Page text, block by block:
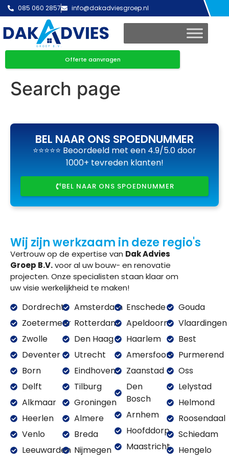
085 060 2857 info@dakadviesgroep.nl
Offerte aanvragen
Search page
BEL NAAR ONS SPOEDNUMMER
⭐⭐⭐⭐⭐ Beoordeeld met een 4.9/5.0 door
1000+ tevreden klanten!
BEL NAAR ONS SPOEDNUMMER
Wij zijn werkzaam in deze regio's
Vertrouw op de expertise van Dak Advies
Groep B.V.voor al uw bouw- en renovatie
projecten. Onze specialisten staan klaar om
uw visie werkelijkheid te maken!
Dordrecht
Zoetermeer
Zwolle
Deventer
Born
Delft
Alkmaar
Heerlen
Venlo
Leeuwarden
Amsterdam
Rotterdam
Den Haag
Utrecht
Eindhoven
Tilburg
Groningen
Almere
Breda
Nijmegen
Enschede
Apeldoorn
Haarlem
Amersfoort
Zaanstad
Den
Bosch
Arnhem
Hoofddorp
Maastricht
Gouda
Vlaardingen
Best
Purmerend
Oss
Lelystad
Helmond
Roosendaal
Schiedam
Hengelo